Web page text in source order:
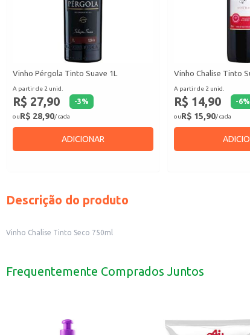
Vinho Pérgola Tinto Suave 1L
A partir de 2 unid.
R$ 27,90 -3%
ouR$ 28,90/ cada
ADICIONAR
Vinho Chalise Tinto
A partir de 2 unid.
R$ 14,90 -6%
ouR$ 15,90/ cada
Descrição do produto
Vinho Chalise Tinto Seco 750ml
Frequentemente Comprados Juntos